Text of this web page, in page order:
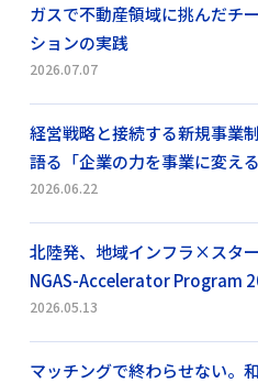
ガスで不動産領域に挑んだチ
ションの実践
2026.07.07
経営戦略と接続する新規事
語る「企業の力を事業に変え
2026.06.22
北陸発、地域インフラ×スタ
NGAS-Accelerator Program
2026.05.13
マッチングで終わらせない。